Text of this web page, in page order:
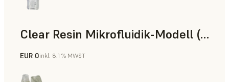
Clear Resin Mikrofluidik-Modell (Form 4)
Standard
EUR 0inkl. 8.1 % MWST